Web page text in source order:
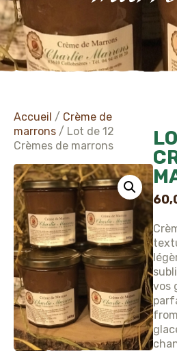
Accueil / Crème de
marrons / Lot de 12
Crèmes de marrons
vos